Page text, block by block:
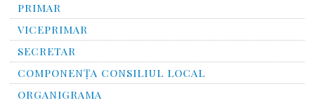
PRIMAR
VICEPRIMAR
SECRETAR
COMPONENȚA CONSILIUL LOCAL
ORGANIGRAMA